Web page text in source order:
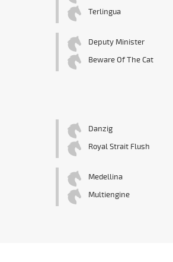
Terlingua
Deputy Minister
Beware Of The Cat
Danzig
Royal Strait Flush
Medellina
Multiengine